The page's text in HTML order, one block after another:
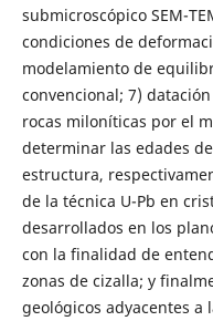
submicroscópico SEM-
condiciones de
modelamiento de
convencional; 7)
rocas miloníticas por el
determinar las edades
estructura,
de la técnica U-Pb en
desarrollados en los
con la finalidad de
zonas de cizalla; y
geológicos adyacentes